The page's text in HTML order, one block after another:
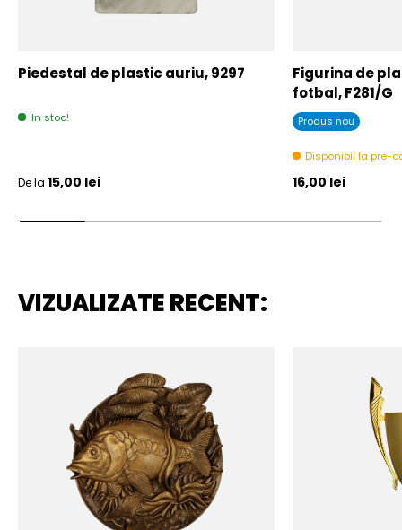
Piedestal de plastic auriu, 9297
In stoc!
Pret initial
De la 15,00 lei
Figurina de
fotbal, F281/G
Produs nou
Disponibil la pre-
Pret initial
16,00 lei
VIZUALIZATE RECENT: